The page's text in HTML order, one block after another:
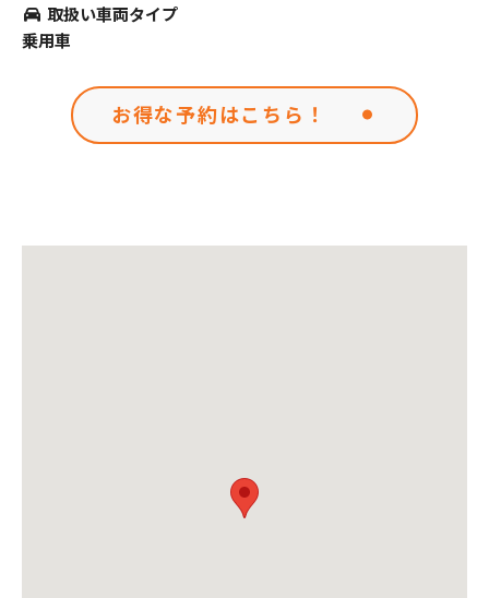
取扱い車両タイプ
乗用車
お得な予約はこちら！